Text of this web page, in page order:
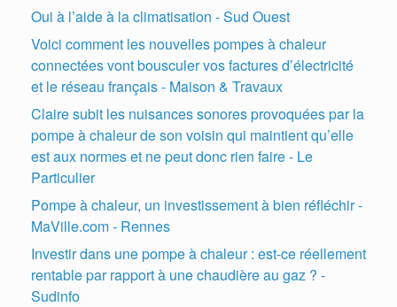
Oui à l’aide à la climatisation - Sud Ouest
Voici comment les nouvelles pompes à chaleur
connectées vont bousculer vos factures d’électricité
et le réseau français - Maison & Travaux
Claire subit les nuisances sonores provoquées par la
pompe à chaleur de son voisin qui maintient qu’elle
est aux normes et ne peut donc rien faire - Le
Particulier
Pompe à chaleur, un investissement à bien réfléchir -
MaVille.com - Rennes
Investir dans une pompe à chaleur : est-ce réellement
rentable par rapport à une chaudière au gaz ? -
Sudinfo